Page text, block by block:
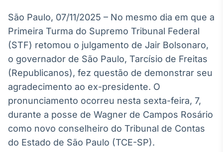
Broadcast
O setor de
energia elétrica
no Brasil
Broadcast
White Label
Plataforma para
conteúdos
personalizados
Soluções de Dados
São Paulo, 07/11/2025 – No mesmo dia em que a
Primeira Turma do Supremo Tribunal Federal
(STF) retomou o julgamento de Jair Bolsonaro,
o governador de São Paulo, Tarcísio de Freitas
(Republicanos), fez questão de demonstrar seu
agradecimento ao ex-presidente. O
pronunciamento ocorreu nesta sexta-feira, 7,
durante a posse de Wagner de Campos Rosário
como novo conselheiro do Tribunal de Contas
do Estado de São Paulo (TCE-SP).